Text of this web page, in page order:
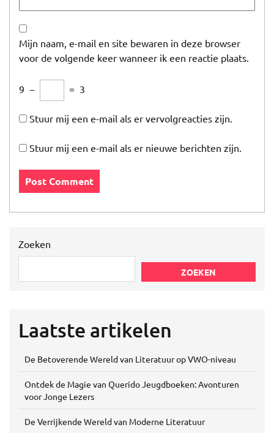
Mijn naam, e-mail en site bewaren in deze browser
voor de volgende keer wanneer ik een reactie plaats.
9 − = 3
Stuur mij een e-mail als er vervolgreacties zijn.
Stuur mij een e-mail als er nieuwe berichten zijn.
Zoeken
ZOEKEN
Laatste artikelen
De Betoverende Wereld van Literatuur op VWO-niveau
Ontdek de Magie van Querido Jeugdboeken: Avonturen
voor Jonge Lezers
De Verrijkende Wereld van Moderne Literatuur